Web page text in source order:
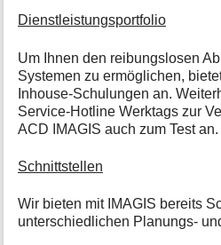
Dienstleistungsportfolio
Um Ihnen den reibungslosen
Systemen zu ermöglichen,
Inhouse-Schulungen an.
Service-Hotline Werktags zur
ACD IMAGIS auch zum Test an.
Schnittstellen
Wir bieten mit IMAGIS bereits
unterschiedlichen Planungs-